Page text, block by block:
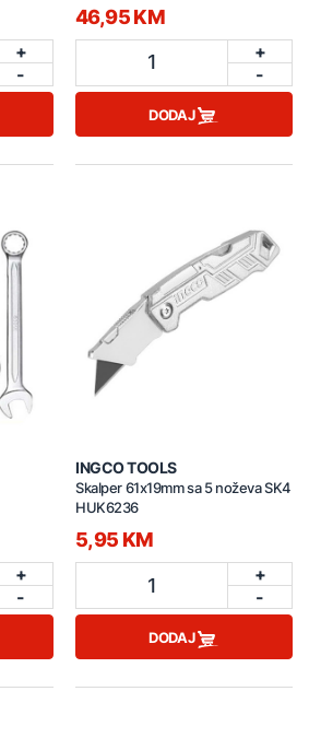
+
-
46,95 KM
1
+
-
DODAJ
+
-
INGCO TOOLS
Skalper 61x19mm sa 5 noževa SK4
HUK6236
5,95 KM
1
+
-
DODAJ